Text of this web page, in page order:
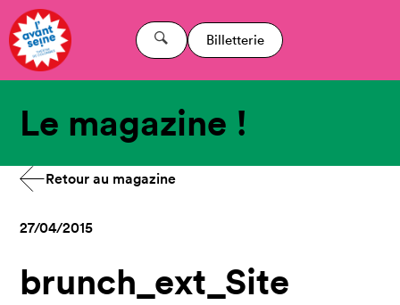
Billetterie
Le magazine !
Retour au magazine
27/04/2015
brunch_ext_Site